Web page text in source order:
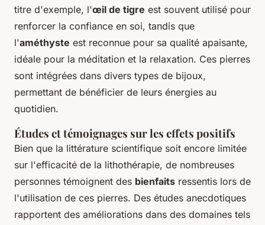
titre d'exemple, l'œil de tigre est souvent utilisé pour
renforcer la confiance en soi, tandis que
l'améthyste est reconnue pour sa qualité apaisante,
idéale pour la méditation et la relaxation. Ces pierres
sont intégrées dans divers types de bijoux,
permettant de bénéficier de leurs énergies au
quotidien.
Études et témoignages sur les effets positifs
Bien que la littérature scientifique soit encore limitée
sur l'efficacité de la lithothérapie, de nombreuses
personnes témoignent des bienfaits ressentis lors de
l'utilisation de ces pierres. Des études anecdotiques
rapportent des améliorations dans des domaines tels